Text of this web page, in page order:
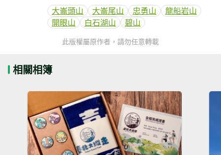
大崙頭山
大崙尾山 忠勇山
龍船岩山
開眼山
白石湖山 碧山
此版權屬原作者，請勿任意轉載
相關相簿